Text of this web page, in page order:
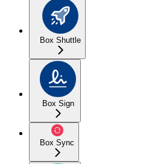
Box Shuttle
Box Sign
Box Sync